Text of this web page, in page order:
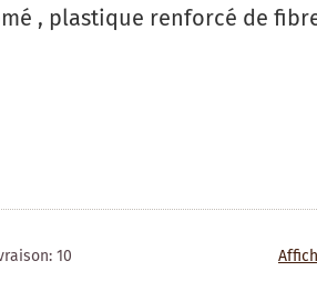
, plastique renforcé de
10